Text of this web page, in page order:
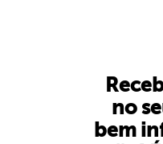
no
bem